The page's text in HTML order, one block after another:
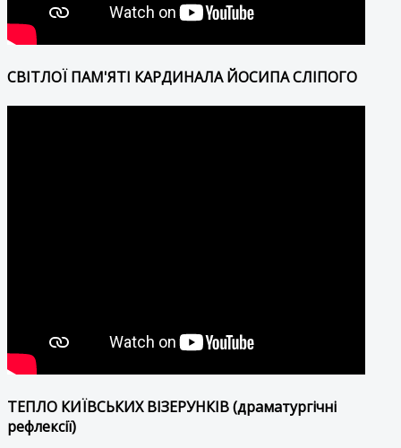
СВІТЛОЇ ПАМ'ЯТІ КАРДИНАЛА ЙОСИПА СЛІПОГО
ТЕПЛО КИЇВСЬКИХ ВІЗЕРУНКІВ (драматургічні
рефлексії)